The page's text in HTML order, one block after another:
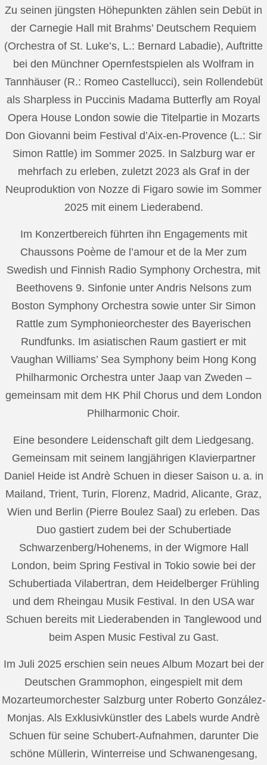
Zu seinen jüngsten Höhepunkten zählen sein Debüt in
der Carnegie Hall mit Brahms’ Deutschem Requiem
(Orchestra of St. Luke’s, L.: Bernard Labadie), Auftritte
bei den Münchner Opernfestspielen als Wolfram in
Tannhäuser (R.: Romeo Castellucci), sein Rollendebüt
als Sharpless in Puccinis Madama Butterfly am Royal
Opera House London sowie die Titelpartie in Mozarts
Don Giovanni beim Festival d’Aix-en-Provence (L.: Sir
Simon Rattle) im Sommer 2025. In Salzburg war er
mehrfach zu erleben, zuletzt 2023 als Graf in der
Neuproduktion von Nozze di Figaro sowie im Sommer
2025 mit einem Liederabend.
Im Konzertbereich führten ihn Engagements mit
Chaussons Poème de l’amour et de la Mer zum
Swedish und Finnish Radio Symphony Orchestra, mit
Beethovens 9. Sinfonie unter Andris Nelsons zum
Boston Symphony Orchestra sowie unter Sir Simon
Rattle zum Symphonieorchester des Bayerischen
Rundfunks. Im asiatischen Raum gastiert er mit
Vaughan Williams’ Sea Symphony beim Hong Kong
Philharmonic Orchestra unter Jaap van Zweden –
gemeinsam mit dem HK Phil Chorus und dem London
Philharmonic Choir.
Eine besondere Leidenschaft gilt dem Liedgesang.
Gemeinsam mit seinem langjährigen Klavierpartner
Daniel Heide ist Andrè Schuen in dieser Saison u. a. in
Mailand, Trient, Turin, Florenz, Madrid, Alicante, Graz,
Wien und Berlin (Pierre Boulez Saal) zu erleben. Das
Duo gastiert zudem bei der Schubertiade
Schwarzenberg/Hohenems, in der Wigmore Hall
London, beim Spring Festival in Tokio sowie bei der
Schubertiada Vilabertran, dem Heidelberger Frühling
und dem Rheingau Musik Festival. In den USA war
Schuen bereits mit Liederabenden in Tanglewood und
beim Aspen Music Festival zu Gast.
Im Juli 2025 erschien sein neues Album Mozart bei der
Deutschen Grammophon, eingespielt mit dem
Mozarteumorchester Salzburg unter Roberto González-
Monjas. Als Exklusivkünstler des Labels wurde Andrè
Schuen für seine Schubert-Aufnahmen, darunter Die
schöne Müllerin, Winterreise und Schwanengesang,